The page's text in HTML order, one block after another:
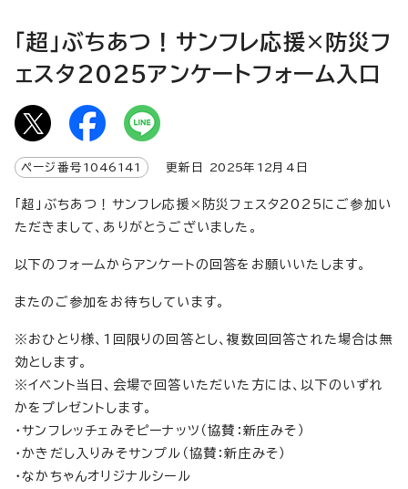
「超」ぶちあつ！サンフレ応援×防災フ
ェスタ2025アンケートフォーム入口
ページ番号 1046141 更新日 2025年 12月4日
「超」ぶちあつ！サンフレ応援×防災フェスタ2025にご参加い
ただきまして、ありがとうございました。
以下のフォームからアンケートの回答をお願いいたします。
またのご参加をお待ちしています。
※おひとり様、1回限りの回答とし、複数回回答された場合は無
効とします。
※イベント当日、会場で回答いただいた方には、以下のいずれ
かをプレゼントします。
・サンフレッチェみそピーナッツ（協賛：新庄みそ）
・かきだし入りみそサンプル（協賛：新庄みそ）
・なかちゃんオリジナルシール